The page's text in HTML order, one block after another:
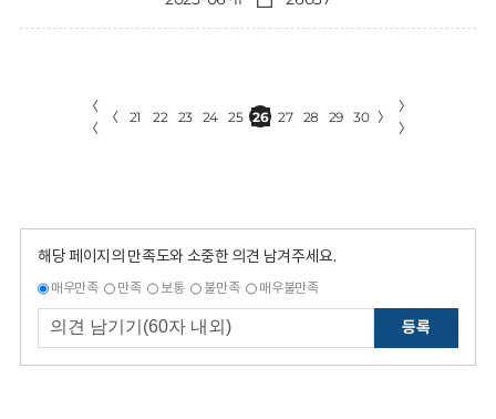
〈
〈
〈 21 22 23 24 25 26 27 28 29 30 〉
〉
〉
해당 페이지의 만족도와 소중한 의견 남겨주세요.
매우만족 만족 보통 불만족 매우불만족
등록